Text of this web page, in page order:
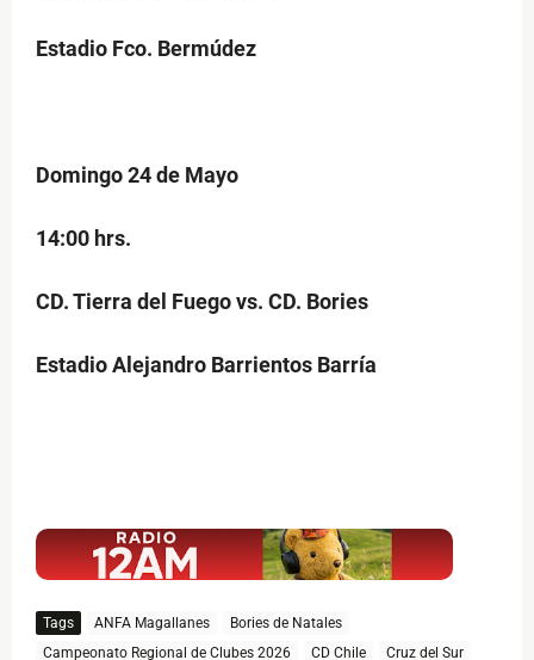
Estadio Fco. Bermúdez
Domingo 24 de Mayo
14:00 hrs.
CD. Tierra del Fuego vs. CD. Bories
Estadio Alejandro Barrientos Barría
Tags ANFA Magallanes
Bories de Natales
Campeonato Regional de Clubes 2026
CD Chile
Cruz del Sur